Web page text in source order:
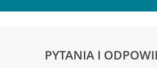
PYTANIA I